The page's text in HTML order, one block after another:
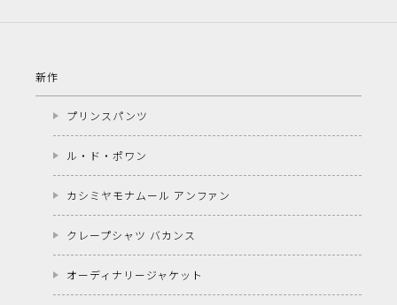
新作
プリンスパンツ
ル・ド・ポワン
カシミヤモナムール アンファン
クレープシャツ バカンス
オーディナリージャケット